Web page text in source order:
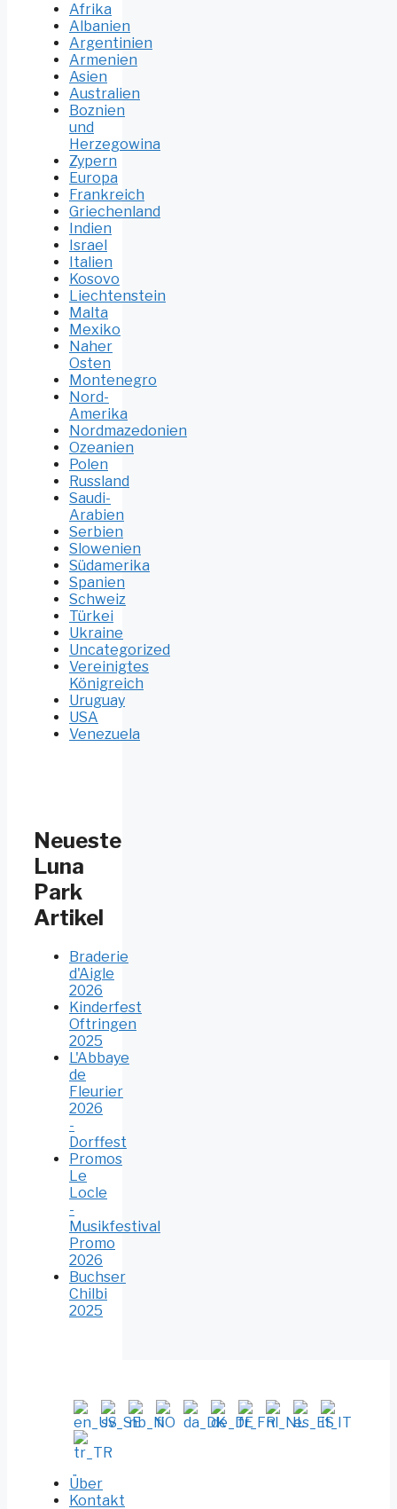
Afrika
Albanien
Argentinien
Armenien
Asien
Australien
Boznien
und
Herzegowina
Zypern
Europa
Frankreich
Griechenland
Indien
Israel
Italien
Kosovo
Liechtenstein
Malta
Mexiko
Naher
Osten
Montenegro
Nord-
Amerika
Nordmazedonien
Ozeanien
Polen
Russland
Saudi-
Arabien
Serbien
Slowenien
Südamerika
Spanien
Schweiz
Türkei
Ukraine
Uncategorized
Vereinigtes
Königreich
Uruguay
USA
Venezuela
Neueste
Luna
Park
Artikel
Braderie
d'Aigle
2026
Kinderfest
Oftringen
2025
L'Abbaye
de
Fleurier
2026
-
Dorffest
Promos
Le
Locle
-
Musikfestival
Promo
2026
Buchser
Chilbi
2025
Über
Kontakt